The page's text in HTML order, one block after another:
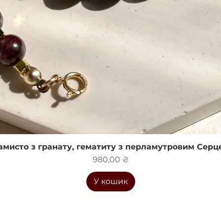
Швидкий перегляд
з гранату, гематиту з перламутровим
Ціна
980,00 ₴
У кошик